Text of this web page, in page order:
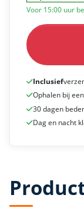
Voor 15:00 uur
Inclusief
Ophalen bij
30 dagen
Dag en nacht